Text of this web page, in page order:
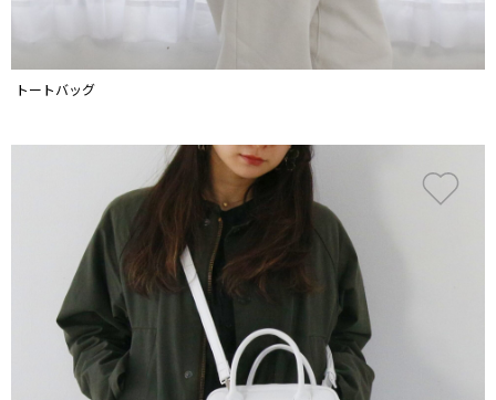
トートバッグ